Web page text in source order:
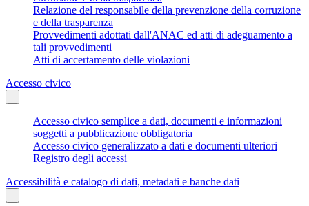
Relazione del responsabile della prevenzione della corruzione
e della trasparenza
Provvedimenti adottati dall'ANAC ed atti di adeguamento a
tali provvedimenti
Atti di accertamento delle violazioni
Accesso civico
Accesso civico semplice a dati, documenti e informazioni
soggetti a pubblicazione obbligatoria
Accesso civico generalizzato a dati e documenti ulteriori
Registro degli accessi
Accessibilità e catalogo di dati, metadati e banche dati